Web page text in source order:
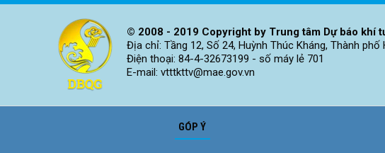
© 2008 - 2019 Copyright by Trung tâm Dự báo khí
Địa chỉ: Tầng 12, Số 24, Huỳnh Thúc Kháng, Thành phố
Điện thoại: 84-4-32673199 - số máy lẻ 701
E-mail: vtttkttv@mae.gov.vn
GÓP Ý